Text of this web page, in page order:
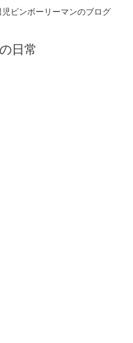
ビンボーリーマンのブログ
日常